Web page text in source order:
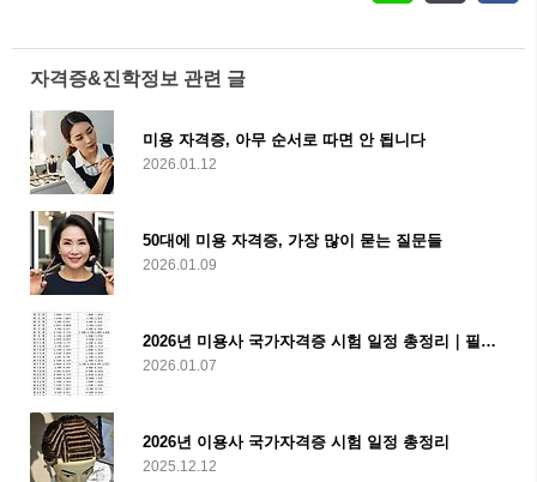
자격증&진학정보 관련 글
미용 자격증, 아무 순서로 따면 안 됩니다
2026.01.12
50대에 미용 자격증, 가장 많이 묻는 질문들
2026.01.09
2026년 미용사 국가자격증 시험 일정 총정리｜필기·실기 한눈에 보기
2026.01.07
2026년 이용사 국가자격증 시험 일정 총정리
2025.12.12